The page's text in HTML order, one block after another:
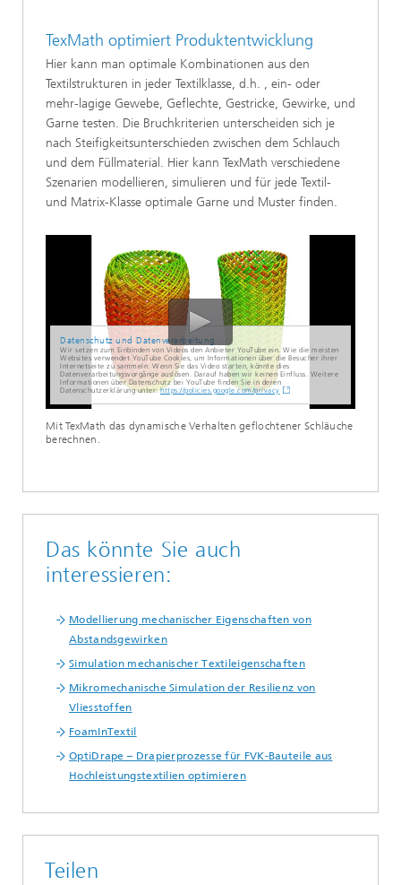
TexMath optimiert Produktentwicklung
Hier kann man optimale Kombinationen aus den
Textilstrukturen in jeder Textilklasse, d.h. , ein- oder
mehr-lagige Gewebe, Geflechte, Gestricke, Gewirke, und
Garne testen. Die Bruchkriterien unterscheiden sich je
nach Steifigkeitsunterschieden zwischen dem Schlauch
und dem Füllmaterial. Hier kann TexMath verschiedene
Szenarien modellieren, simulieren und für jede Textil-
und Matrix-Klasse optimale Garne und Muster finden.
Datenschutz und Datenverarbeitung
Wir setzen zum Einbinden von Videos den Anbieter YouTube ein. Wie die meisten
Websites verwendet YouTube Cookies, um Informationen über die Besucher ihrer
Internetseite zu sammeln. Wenn Sie das Video starten, könnte dies
Datenverarbeitungsvorgänge auslösen. Darauf haben wir keinen Einfluss. Weitere
Informationen über Datenschutz bei YouTube finden Sie in deren
Datenschutzerklärung unter:https://policies.google.com/privacy
Mit TexMath das dynamische Verhalten geflochtener Schläuche
berechnen.
Das könnte Sie auch
interessieren:
Modellierung mechanischer Eigenschaften von
Abstandsgewirken
Simulation mechanischer Textileigenschaften
Mikromechanische Simulation der Resilienz von
Vliesstoffen
FoamInTextil
OptiDrape – Drapierprozesse für FVK-Bauteile aus
Hochleistungstextilien optimieren
Teilen